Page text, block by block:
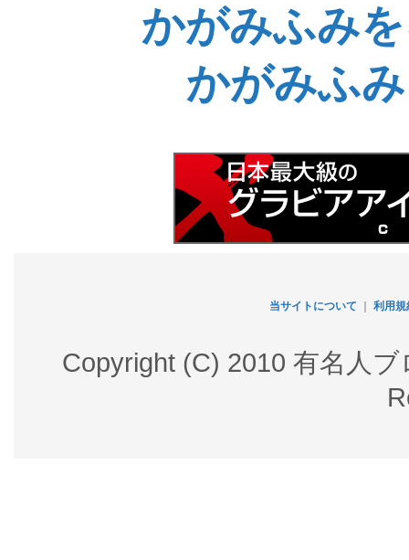
かがみふみ
かがみふ
当サイトについて 利用規
Copyright (C) 2010 有名人